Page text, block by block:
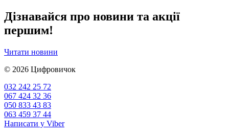
Дізнавайся про новини та акції
першим!
Читати новини
© 2026 Цифровичок
032 242 25 72
067 424 32 36
050 833 43 83
063 459 37 44
Написати у Viber